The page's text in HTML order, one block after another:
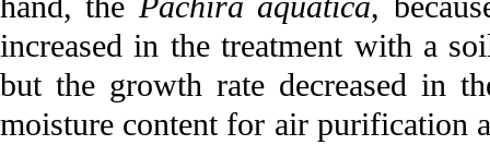
increased in the treatment with a
but the growth rate decreased in
moisture content for air purification